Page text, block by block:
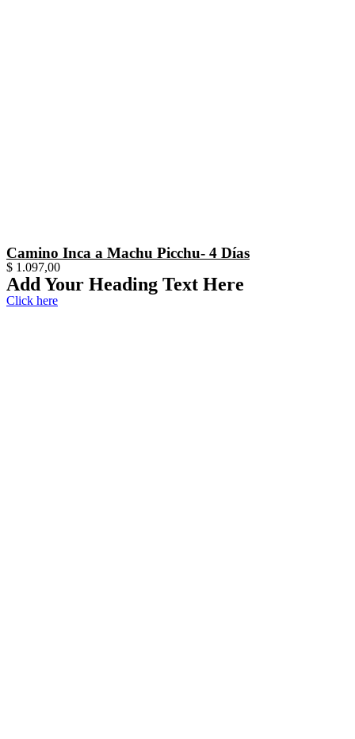
Camino Inca a Machu Picchu- 4 Días
$ 1.097,00
Add Your Heading Text Here
Click here